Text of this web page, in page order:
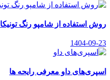
روش استفاده از شامپو رنگ تونیکا
1404-09-23
اسپری‌های داو معرفی رایحه ها